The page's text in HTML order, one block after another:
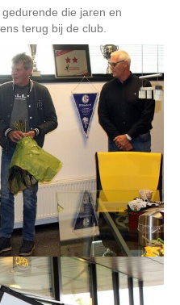
die jaren en
terug bij de club.